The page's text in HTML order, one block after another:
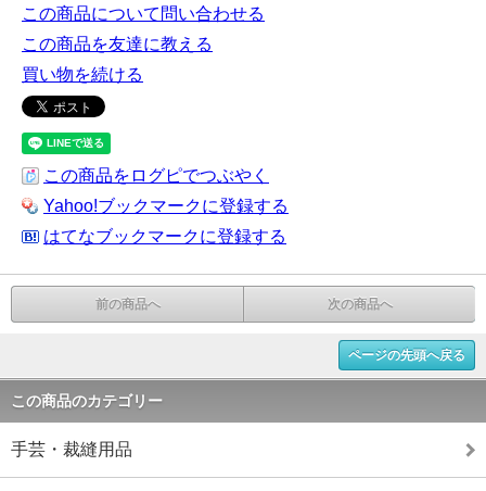
この商品について問い合わせる
この商品を友達に教える
買い物を続ける
この商品をログピでつぶやく
Yahoo!ブックマークに登録する
はてなブックマークに登録する
前の商品へ 次の商品へ
ページの先頭へ戻る
この商品のカテゴリー
手芸・裁縫用品